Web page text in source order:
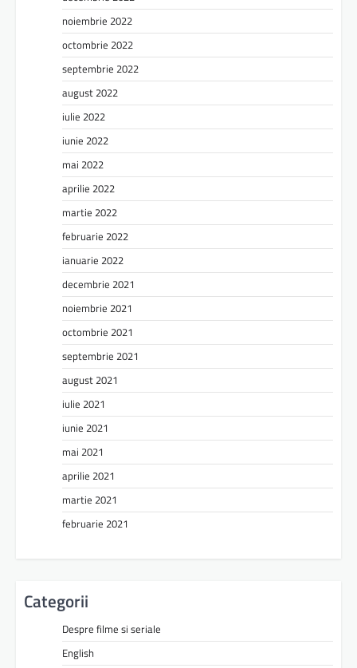
noiembrie 2022
octombrie 2022
septembrie 2022
august 2022
iulie 2022
iunie 2022
mai 2022
aprilie 2022
martie 2022
februarie 2022
ianuarie 2022
decembrie 2021
noiembrie 2021
octombrie 2021
septembrie 2021
august 2021
iulie 2021
iunie 2021
mai 2021
aprilie 2021
martie 2021
februarie 2021
Categorii
Despre filme si seriale
English